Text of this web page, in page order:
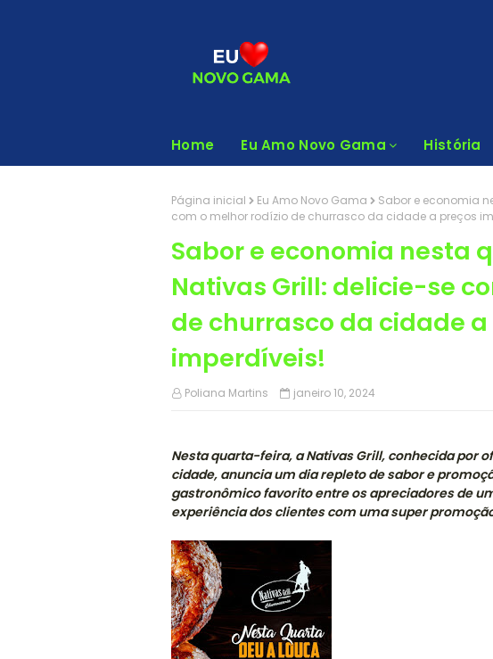
Home Eu Amo Novo Gama História
Página inicial Eu Amo Novo Gama
Sabor e economia
com o melhor rodízio de churrasco da cidade a preços
Sabor e economia nesta
Nativas Grill: delicie-se
de churrasco da cidade
imperdíveis!
Poliana Martins janeiro 10, 2024
Nesta quarta-feira, a Nativas Grill, conhecida por
cidade, anuncia um dia repleto de sabor e
gastronômico favorito entre os apreciadores de
experiência dos clientes com uma super